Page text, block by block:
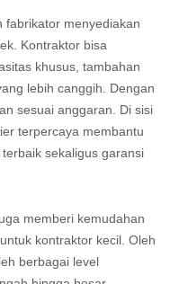
fabrikator menyediakan
Kontraktor bisa
khusus, tambahan
lebih canggih. Dengan
sesuai anggaran. Di sisi
terpercaya membantu
sekaligus garansi
memberi kemudahan
kontraktor kecil. Oleh
berbagai level